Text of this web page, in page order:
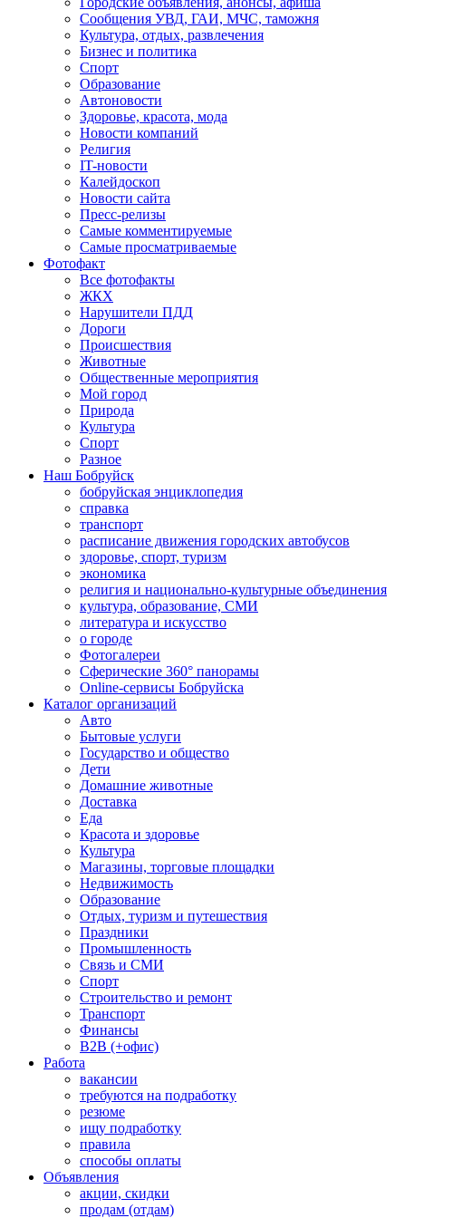
Сообщения УВД, ГАИ, МЧС, таможня
Культура, отдых, развлечения
Бизнес и политика
Спорт
Образование
Автоновости
Здоровье, красота, мода
Новости компаний
Религия
IT-новости
Калейдоскоп
Новости сайта
Пресс-релизы
Самые комментируемые
Самые просматриваемые
Фотофакт
Все фотофакты
ЖКХ
Нарушители ПДД
Дороги
Происшествия
Животные
Общественные мероприятия
Мой город
Природа
Культура
Спорт
Разное
Наш Бобруйск
бобруйская энциклопедия
справка
транспорт
расписание движения городских автобусов
здоровье, спорт, туризм
экономика
религия и национально-культурные объединения
культура, образование, СМИ
литература и искусство
о городе
Фотогалереи
Сферические 360° панорамы
Online-сервисы Бобруйска
Каталог организаций
Авто
Бытовые услуги
Государство и общество
Дети
Домашние животные
Доставка
Еда
Красота и здоровье
Культура
Магазины, торговые площадки
Недвижимость
Образование
Отдых, туризм и путешествия
Праздники
Промышленность
Связь и СМИ
Спорт
Строительство и ремонт
Транспорт
Финансы
B2B (+офис)
Работа
вакансии
требуются на подработку
резюме
ищу подработку
правила
способы оплаты
Объявления
акции, скидки
продам (отдам)